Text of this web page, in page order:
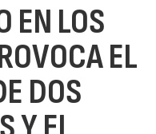
EN LOS
EL
DOS